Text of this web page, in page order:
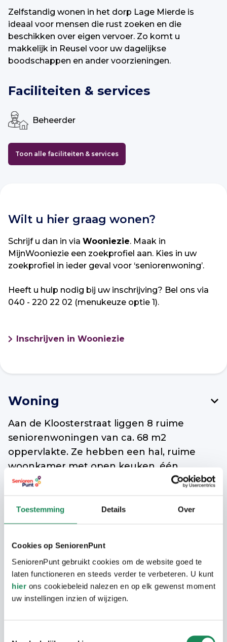
Toestemming Details Over
Cookies op SeniorenPunt
SeniorenPunt gebruikt cookies om de website goed te
laten functioneren en steeds verder te verbeteren. U kunt
hier ons cookiebeleid nalezen en op elk gewenst moment
uw instellingen inzien of wijzigen.
Zelfstandig wonen in het dorp Lage Mierde is
ideaal voor mensen die rust zoeken en die
beschikken over eigen vervoer. Zo komt u
makkelijk in Reusel voor uw dagelijkse
boodschappen en ander voorzieningen.
Faciliteiten & services
Beheerder
Toon alle faciliteiten & services
Woning
Aan de Kloosterstraat liggen 8 ruime
seniorenwoningen van ca. 68 m2
oppervlakte. Ze hebben een hal, ruime
woonkamer met open keuken, één
slaapkamer, een ruime badkamer met
hebben ook een ruim terras. Deze
woningen op de begane grond zijn
zijn nl. goed bereikbaar met een rolstoel.
De 4 woningen op de 1e etage zijn
bereikbaar met een trap en/of een liftstoel
stoellift). Omdat er geen gewone lift is, zijn
Wilt u hier graag wonen?
Schrijf u dan in via Wooniezie. Maak in
MijnWooniezie een zoekprofiel aan. Kies in uw
zoekprofiel in ieder geval voor ‘seniorenwoning’.
Heeft u hulp nodig bij uw inschrijving? Bel ons via
040 - 220 22 02 (menukeuze optie 1).
Inschrijven in Wooniezie